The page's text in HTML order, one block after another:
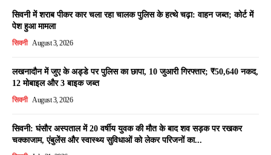
सिवनी में शराब पीकर कार चला रहा चालक पुलिस के हत्थे चढ़ा: वाहन जब्त; कोर्ट में
पेश हुआ मामला
सिवनी August 3, 2026
लखनादौन में जुए के अड्डे पर पुलिस का छापा, 10 जुआरी गिरफ्तार; ₹50,640 नकद,
12 मोबाइल और 3 बाइक जब्त
सिवनी August 3, 2026
सिवनी: घंसौर अस्पताल में 20 वर्षीय युवक की मौत के बाद शव सड़क पर रखकर
चक्काजाम, एंबुलेंस और स्वास्थ्य सुविधाओं को लेकर परिजनों का...